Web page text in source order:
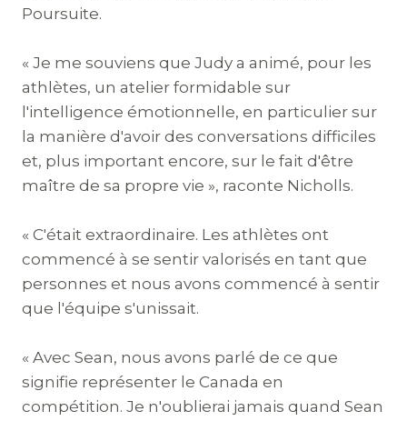
Poursuite.
« Je me souviens que Judy a animé, pour les
athlètes, un atelier formidable sur
l'intelligence émotionnelle, en particulier sur
la manière d'avoir des conversations difficiles
et, plus important encore, sur le fait d'être
maître de sa propre vie », raconte Nicholls.
« C'était extraordinaire. Les athlètes ont
commencé à se sentir valorisés en tant que
personnes et nous avons commencé à sentir
que l'équipe s'unissait.
« Avec Sean, nous avons parlé de ce que
signifie représenter le Canada en
compétition. Je n'oublierai jamais quand Sean